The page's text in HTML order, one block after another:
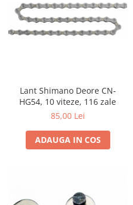
Lant Shimano Deore CN-
HG54, 10 viteze, 116 zale
85,00 Lei
ADAUGA IN COS